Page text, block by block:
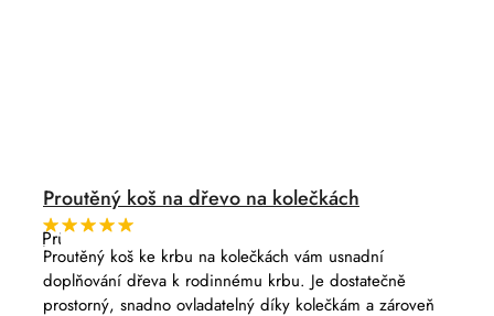
Proutěný koš na dřevo na kolečkách
Průměrné
hodnocení
produktu
je
5,0
Proutěný koš ke krbu na kolečkách vám usnadní
doplňování dřeva k rodinnému krbu. Je dostatečně
prostorný, snadno ovladatelný díky kolečkám a zároveň